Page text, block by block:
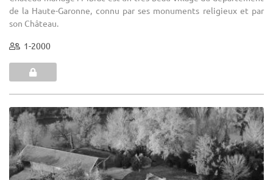
de la Haute-Garonne, connu par ses monuments religieux et par
son Château.
1-2000